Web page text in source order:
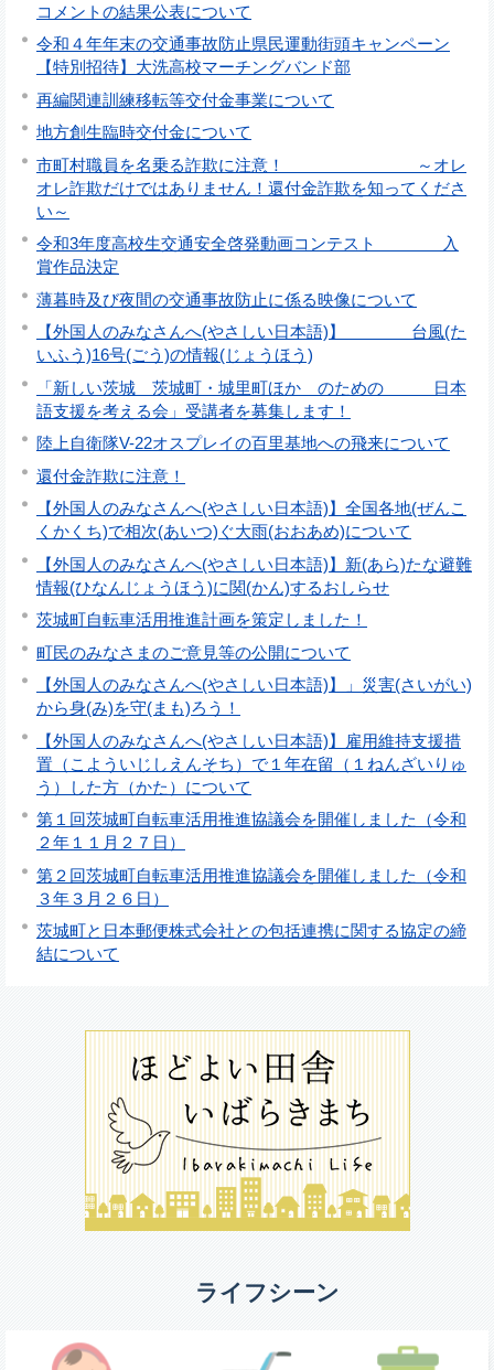
コメントの結果公表について
令和４年年末の交通事故防止県民運動街頭キャンペーン
【特別招待】大洗高校マーチングバンド部
再編関連訓練移転等交付金事業について
地方創生臨時交付金について
市町村職員を名乗る詐欺に注意！ ～オレ
オレ詐欺だけではありません！還付金詐欺を知ってくださ
い～
令和3年度高校生交通安全啓発動画コンテスト 入
賞作品決定
薄暮時及び夜間の交通事故防止に係る映像について
【外国人のみなさんへ(やさしい日本語)】 台風(た
いふう)16号(ごう)の情報(じょうほう)
「新しい茨城 茨城町・城里町ほか のための 日本
語支援を考える会」受講者を募集します！
陸上自衛隊V-22オスプレイの百里基地への飛来について
還付金詐欺に注意！
【外国人のみなさんへ(やさしい日本語)】全国各地(ぜんこ
くかくち)で相次(あいつ)ぐ大雨(おおあめ)について
【外国人のみなさんへ(やさしい日本語)】新(あら)たな避難
情報(ひなんじょうほう)に関(かん)するおしらせ
茨城町自転車活用推進計画を策定しました！
町民のみなさまのご意見等の公開について
【外国人のみなさんへ(やさしい日本語)】」災害(さいがい)
から身(み)を守(まも)ろう！
【外国人のみなさんへ(やさしい日本語)】雇用維持支援措
置（こよういじしえんそち）で１年在留（１ねんざいりゅ
う）した方（かた）について
第１回茨城町自転車活用推進協議会を開催しました（令和
２年１１月２７日）
第２回茨城町自転車活用推進協議会を開催しました（令和
３年３月２６日）
茨城町と日本郵便株式会社との包括連携に関する協定の締
結について
ライフシーン